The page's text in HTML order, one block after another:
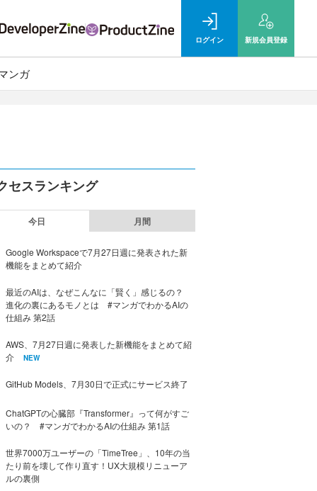
ログイン 新規会員登録
ンガ
セスランキング
今日 月間
Google Workspaceで7月27日週に発表された新
機能をまとめて紹介
最近のAIは、なぜこんなに「賢く」感じるの？
進化の裏にあるモノとは #マンガでわかるAIの
仕組み 第2話
AWS、7月27日週に発表した新機能をまとめて紹
介
NEW
GitHub Models、7月30日で正式にサービス終了
ChatGPTの心臓部『Transformer』って何がすご
いの？ #マンガでわかるAIの仕組み 第1話
世界7000万ユーザーの「TimeTree」、10年の当
たり前を壊して作り直す！UX大規模リニューア
ルの裏側